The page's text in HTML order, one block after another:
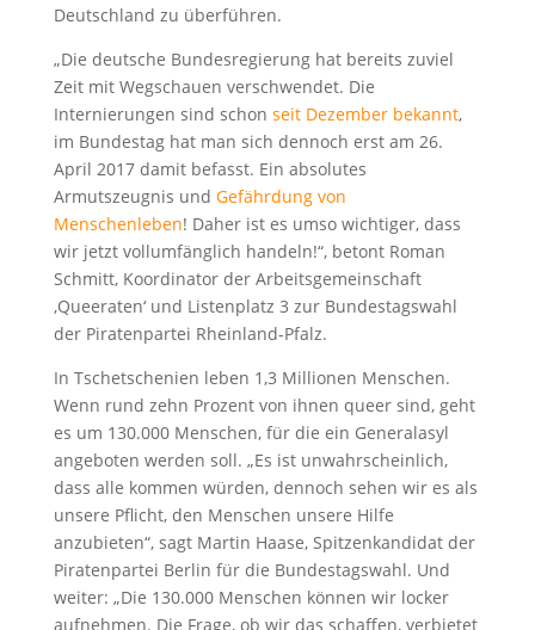
Deutschland zu überführen.
„Die deutsche Bundesregierung hat bereits zuviel
Zeit mit Wegschauen verschwendet. Die
Internierungen sind schon seit Dezember bekannt,
im Bundestag hat man sich dennoch erst am 26.
April 2017 damit befasst. Ein absolutes
Armutszeugnis und Gefährdung von
Menschenleben! Daher ist es umso wichtiger, dass
wir jetzt vollumfänglich handeln!“, betont Roman
Schmitt, Koordinator der Arbeitsgemeinschaft
‚Queeraten‘ und Listenplatz 3 zur Bundestagswahl
der Piratenpartei Rheinland-Pfalz.
In Tschetschenien leben 1,3 Millionen Menschen.
Wenn rund zehn Prozent von ihnen queer sind, geht
es um 130.000 Menschen, für die ein Generalasyl
angeboten werden soll. „Es ist unwahrscheinlich,
dass alle kommen würden, dennoch sehen wir es als
unsere Pflicht, den Menschen unsere Hilfe
anzubieten“, sagt Martin Haase, Spitzenkandidat der
Piratenpartei Berlin für die Bundestagswahl. Und
weiter: „Die 130.000 Menschen können wir locker
aufnehmen. Die Frage, ob wir das schaffen, verbietet